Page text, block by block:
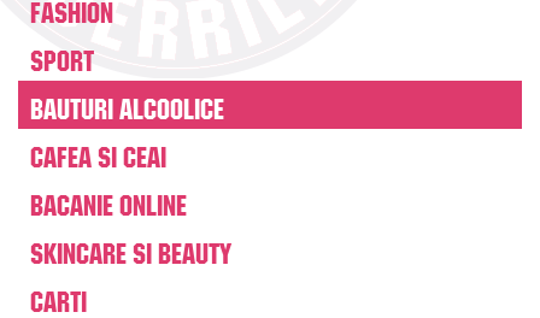
Fashion
Sport
Bauturi alcoolice
Cafea si Ceai
Bacanie online
Skincare si beauty
Carti